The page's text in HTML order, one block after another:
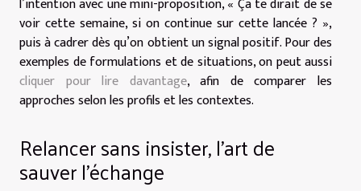
voir cette semaine, si on continue sur cette lancée ? »,
puis à cadrer dès qu’on obtient un signal positif. Pour des
exemples de formulations et de situations, on peut aussi
cliquer pour lire davantage, afin de comparer les
approches selon les profils et les contextes.
Relancer sans insister, l’art de
sauver l’échange